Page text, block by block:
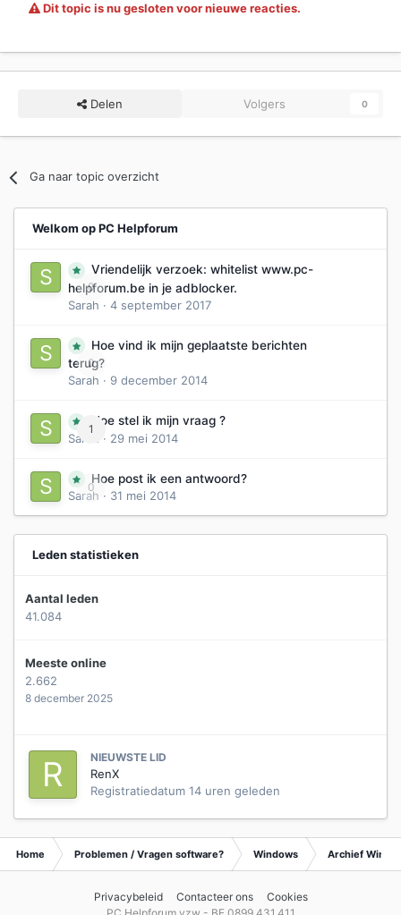
Dit topic is nu gesloten voor nieuwe reacties.
Delen Volgers 0
Ga naar topic overzicht
Welkom op PC Helpforum
0
Vriendelijk verzoek: whitelist www.pc-
helpforum.be in je adblocker.
Sarah · 4 september 2017
0
Hoe vind ik mijn geplaatste berichten
terug?
Sarah · 9 december 2014
1
Hoe stel ik mijn vraag ?
Sarah
· 29 mei 2014
0
Hoe post ik een antwoord?
Sarah · 31 mei 2014
Leden statistieken
Aantal leden
41.084
Meeste online
2.662
8 december 2025
NIEUWSTE LID
RenX
Registratiedatum 14 uren geleden
Home Problemen / Vragen software? Windows Archief
Privacybeleid Contacteer ons
Cookies